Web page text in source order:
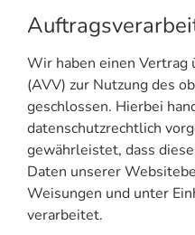
Wir haben einen
(AVV) zur Nutzung des
geschlossen. Hierbei
datenschutzrechtlich
gewährleistet, dass
Daten unserer
Weisungen und unter
verarbeitet.